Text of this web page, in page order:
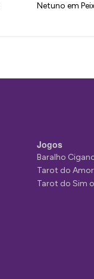
Netuno em
Jogos
Baralho
Tarot do Amor
Tarot do Sim